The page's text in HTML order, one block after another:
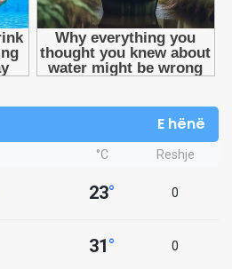
E hënë
°C Reshje
23° 0
31° 0